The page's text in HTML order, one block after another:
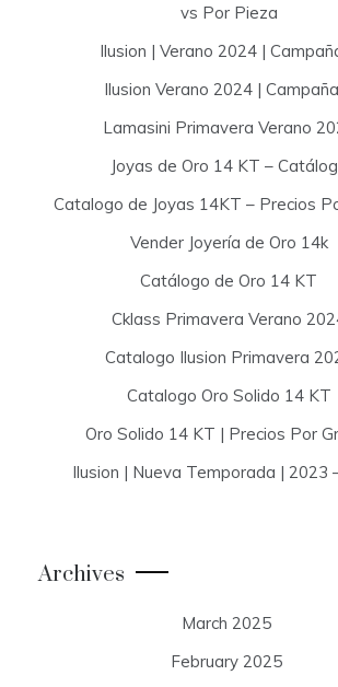
vs Por Pieza
Ilusion | Verano 2024 |
Ilusion Verano 2024 |
Lamasini Primavera Verano
Joyas de Oro 14 KT –
Catalogo de Joyas 14KT – Precios
Vender Joyería de Oro 14k
Catálogo de Oro 14 KT
Cklass Primavera Verano
Catalogo Ilusion Primavera
Catalogo Oro Solido 14 KT
Oro Solido 14 KT | Precios Por
Ilusion | Nueva Temporada | 2023
Archives
March 2025
February 2025